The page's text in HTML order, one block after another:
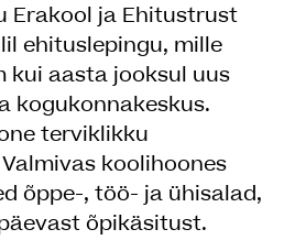
Erakool ja Ehitustrust
ehituslepingu, mille
kui aasta jooksul uus
kogukonnakeskus.
terviklikku
koolihoones
õppe-, töö- ja ühisalad,
õpikäsitust.